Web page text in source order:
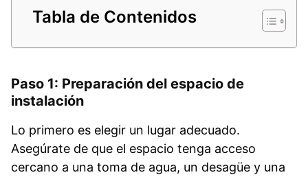
Tabla de Contenidos
Paso 1: Preparación del espacio de
instalación
Lo primero es elegir un lugar adecuado.
Asegúrate de que el espacio tenga acceso
cercano a una toma de agua, un desagüe y una